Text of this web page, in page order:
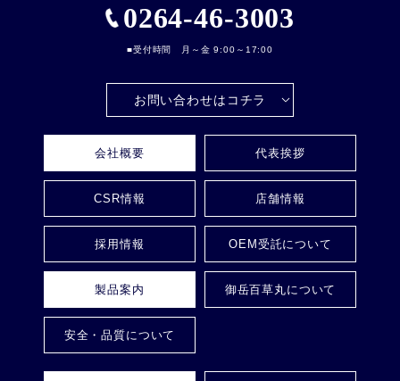
0264-46-3003
■受付時間 月～金 9:00～17:00
お問い合わせはコチラ
会社概要 代表挨拶
CSR情報 店舗情報
採用情報 OEM受託について
製品案内 御岳百草丸について
安全・品質について